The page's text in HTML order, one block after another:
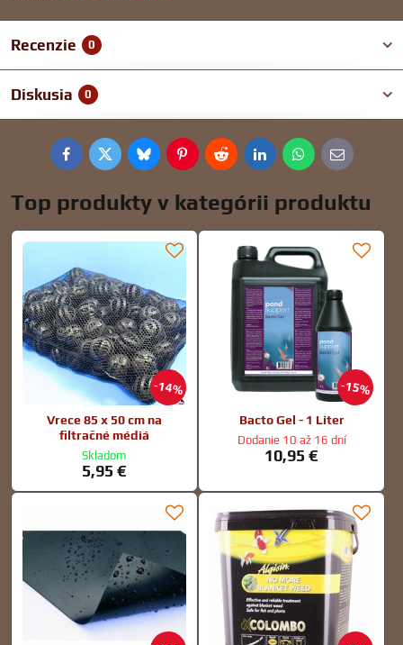
Recenzie 0
Diskusia 0
FacebookTwitterBlueskyPinterestRedditLinkedInWhatsApp
E-
mail
Top produkty v kategórii produktu
14%
Vrece 85 x 50 cm na
filtračné médiá
Skladom
5,95 €
15%
Bacto Gel - 1 Liter
Dodanie 10 až 16 dní
10,95 €